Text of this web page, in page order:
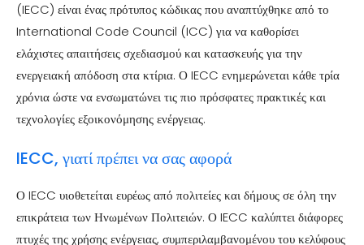
(IECC) είναι ένας πρότυπος κώδικας που αναπτύχθηκε από το
International Code Council (ICC) για να καθορίσει
ελάχιστες απαιτήσεις σχεδιασμού και κατασκευής για την
ενεργειακή απόδοση στα κτίρια. Ο IECC ενημερώνεται κάθε τρία
χρόνια ώστε να ενσωματώνει τις πιο πρόσφατες πρακτικές και
τεχνολογίες εξοικονόμησης ενέργειας.
IECC, γιατί πρέπει να σας αφορά
Ο IECC υιοθετείται ευρέως από πολιτείες και δήμους σε όλη την
επικράτεια των Ηνωμένων Πολιτειών. Ο IECC καλύπτει διάφορες
πτυχές της χρήσης ενέργειας, συμπεριλαμβανομένου του κελύφους